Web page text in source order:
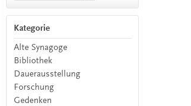
Kategorie
Alte Synagoge
Bibliothek
Dauerausstellung
Forschung
Gedenken